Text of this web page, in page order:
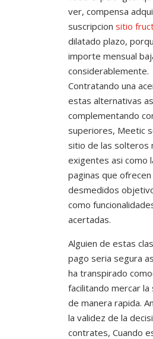
ver, compensa
suscripcion sitio
dilatado plazo,
importe mensual
considerablemente.
Contratando una
estas alternativas
complementando
superiores, Meetic
sitio de las solteros
exigentes asi como
paginas que ofrecen
desmedidos
como
acertadas.
Alguien de estas
pago seria segura
ha transpirado
facilitando mercar la
de manera rapida.
la validez de la
contrates, Cuando